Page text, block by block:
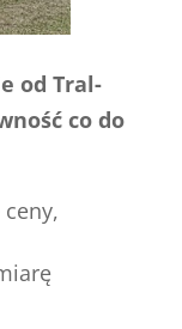
od Tral-
co do